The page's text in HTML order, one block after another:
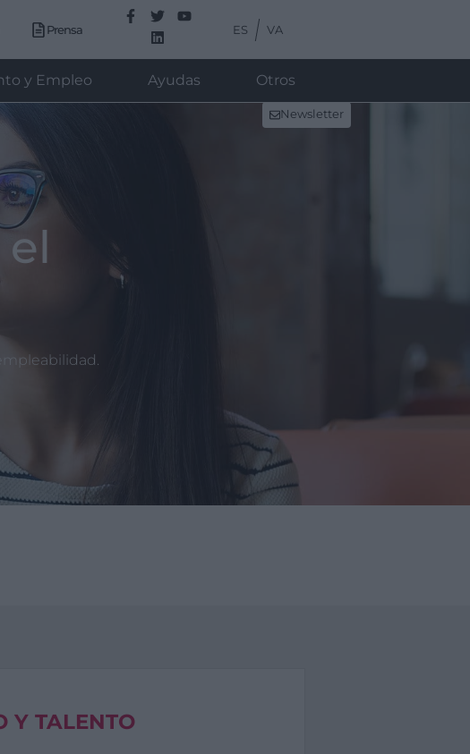
Prensa ES VA
y Empleo Ayudas Otros
Newsletter
Y TALENTO